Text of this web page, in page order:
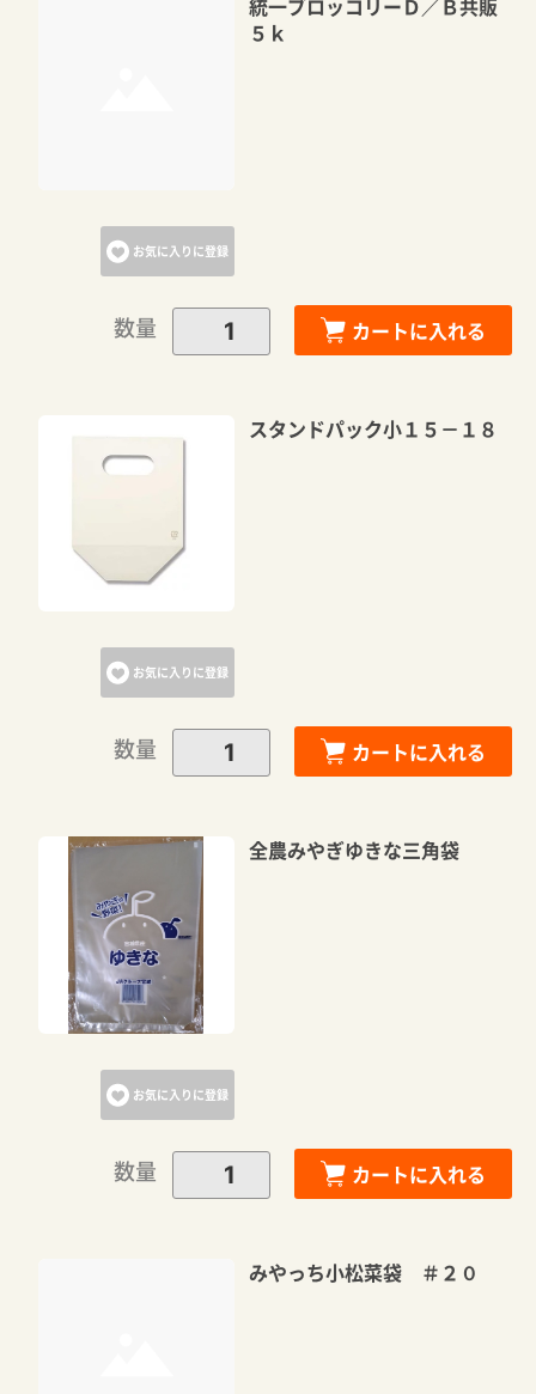
お気に入りに登録
統一ブロッコリーＤ／Ｂ共販
５ｋ
数量 カートに入れる
お気に入りに登録
スタンドパック小１５－１８
数量 カートに入れる
お気に入りに登録
全農みやぎゆきな三角袋
数量 カートに入れる
みやっち小松菜袋 ＃２０